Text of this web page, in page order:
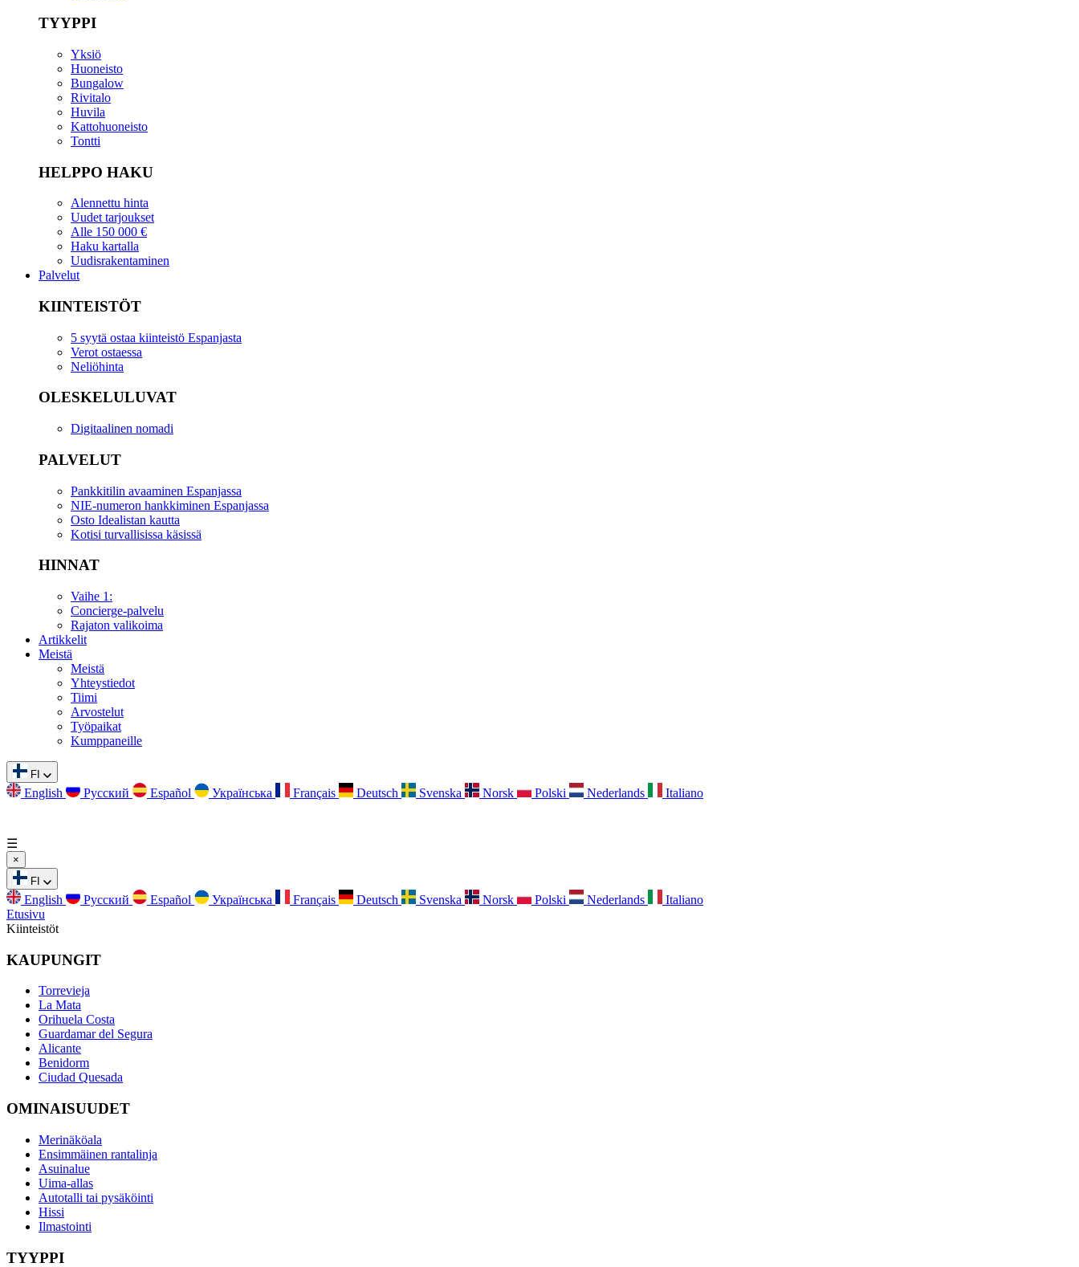
TYYPPI
Yksiö
Huoneisto
Bungalow
Rivitalo
Huvila
Kattohuoneisto
Tontti
HELPPO HAKU
Alennettu hinta
Uudet tarjoukset
Alle 150 000 €
Haku kartalla
Uudisrakentaminen
Palvelut
KIINTEISTÖT
5 syytä ostaa kiinteistö Espanjasta
Verot ostaessa
Neliöhinta
OLESKELULUVAT
Digitaalinen nomadi
PALVELUT
Pankkitilin avaaminen Espanjassa
NIE-numeron hankkiminen Espanjassa
Osto Idealistan kautta
Kotisi turvallisissa käsissä
HINNAT
Vaihe 1:
Concierge-palvelu
Rajaton valikoima
Artikkelit
Meistä
Meistä
Yhteystiedot
Tiimi
Arvostelut
Työpaikat
Kumppaneille
FI
English Русский Español Українська Français Deutsch Svenska Norsk Polski Nederlands Italiano
☰
×
FI
English Русский Español Українська Français Deutsch Svenska Norsk Polski Nederlands
Italiano
Etusivu
Kiinteistöt
KAUPUNGIT
Torrevieja
La Mata
Orihuela Costa
Guardamar del Segura
Alicante
Benidorm
Ciudad Quesada
OMINAISUUDET
Merinäköala
Ensimmäinen rantalinja
Asuinalue
Uima-allas
Autotalli tai pysäköinti
Hissi
Ilmastointi
TYYPPI